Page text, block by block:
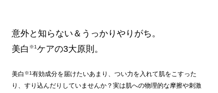
意外と知らない＆うっかりやりがち。
美白 ※1ケアの3大原則。
美白 ※1有効成分を届けたいあまり、つい力を入れて肌をこすった
り、すり込んだりしていませんか？実は肌への物理的な摩擦や刺激